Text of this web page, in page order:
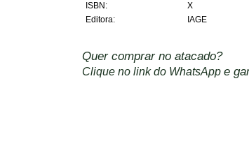
ISBN:
X
Editora:
IAGE
Quer comprar no atacado?
Clique no link do WhatsApp e